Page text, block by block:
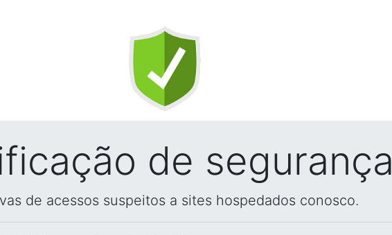
de segurança
de acessos suspeitos a sites hospedados conosco.